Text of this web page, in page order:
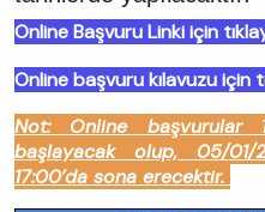
Online Başvuru Linki için
Online başvuru kılavuzu için
Not: Online başvurular
başlayacak olup, 05/
17:00’da sona erecektir.